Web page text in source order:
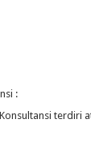
:
terdiri